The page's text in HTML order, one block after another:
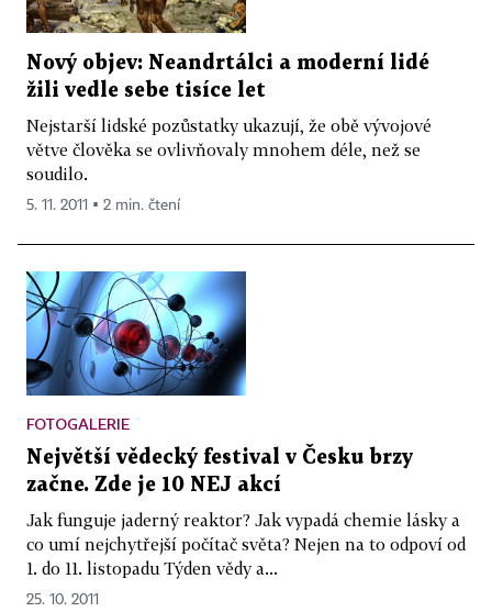
Nový objev: Neandrtálci a moderní lidé
žili vedle sebe tisíce let
Nejstarší lidské pozůstatky ukazují, že obě vývojové
větve člověka se ovlivňovaly mnohem déle, než se
soudilo.
5. 11. 2011 ▪ 2 min. čtení
FOTOGALERIE
Největší vědecký festival v Česku brzy
začne. Zde je 10 NEJ akcí
Jak funguje jaderný reaktor? Jak vypadá chemie lásky a
co umí nejchytřejší počítač světa? Nejen na to odpoví od
1. do 11. listopadu Týden vědy a...
25. 10. 2011